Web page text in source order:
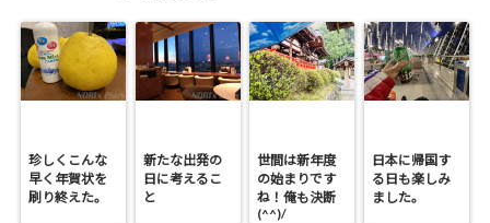
珍しくこんな
早く年賀状を
刷り終えた。
新たな出発の
日に考えるこ
と
世間は新年度
の始まりです
ね！俺も決断
(^^)/
日本に帰国す
る日も楽しみ
ました。